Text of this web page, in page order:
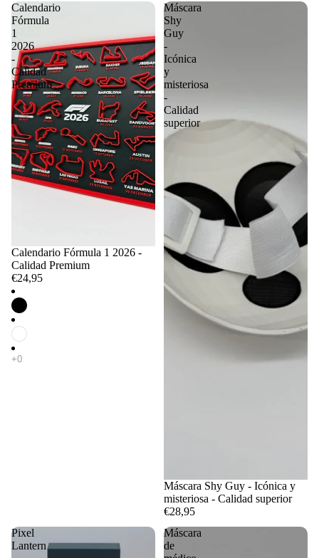
Calendario
Fórmula
1
2026
-
Calidad
Premium
Calendario Fórmula 1 2026 -
Calidad Premium
€24,95
Máscara
Shy
Guy
-
Icónica
y
misteriosa
-
Calidad
superior
Máscara Shy Guy - Icónica y
misteriosa - Calidad superior
€28,95
Pixel
Lantern
Máscara
de